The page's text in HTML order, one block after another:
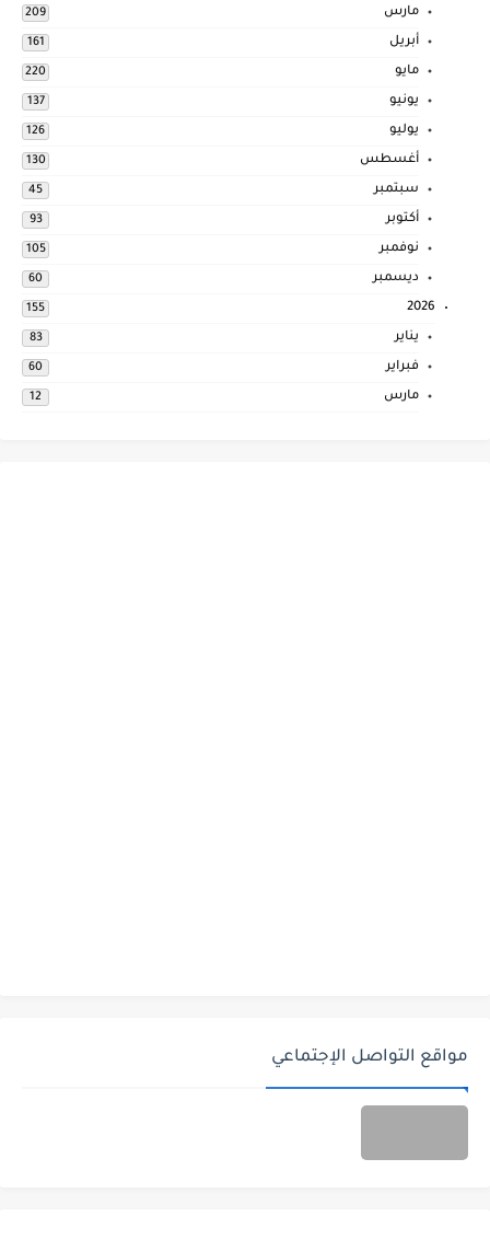
مارس 209
أبريل 161
مايو 220
يونيو 137
يوليو 126
أغسطس 130
سبتمبر 45
أكتوبر 93
نوفمبر 105
ديسمبر 60
2026
155
يناير 83
فبراير 60
مارس 12
مواقع التواصل الإجتماعي